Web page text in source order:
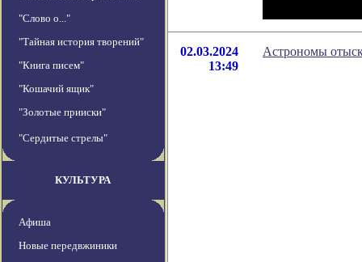
"Слово о..."
"Тайная история творений"
"Книга писем"
"Кошачий ящик"
"Золотые прииски"
"Сердитые стрелы"
КУЛЬТУРА
Афиша
Новые передвжиники
02.03.2024
13:49
Астрономы